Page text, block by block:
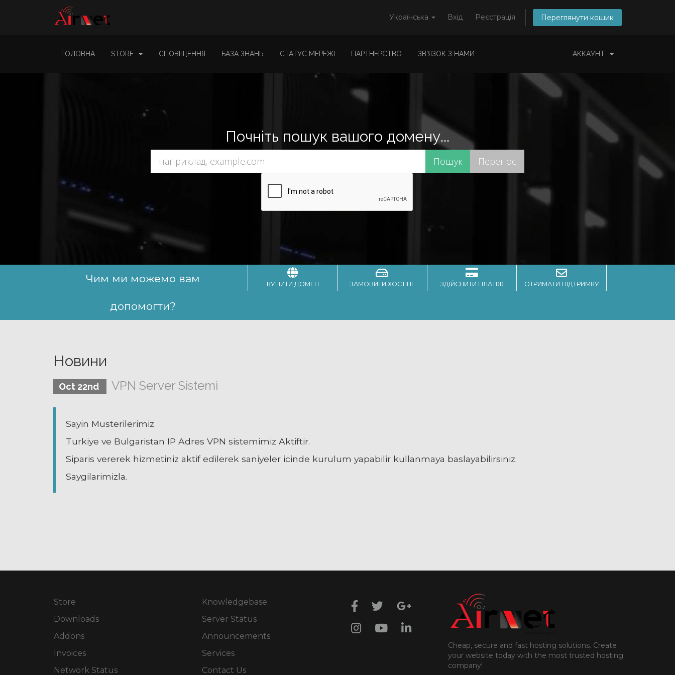
Українська Вхід Реєстрація Переглянути кошик
ГОЛОВНА STORE СПОВІЩЕННЯ БАЗА ЗНАНЬ СТАТУС МЕРЕЖІ ПАРТНЕРСТВО ЗВ'ЯЗОК З НАМИ АККАУНТ
Почніть пошук вашого домену...
Чим ми можемо вам
допомогти?
КУПИТИ ДОМЕН ЗАМОВИТИ ХОСТІНГ ЗДІЙСНИТИ ПЛАТІЖ ОТРИМАТИ ПІДТРИМКУ
Новини
Oct 22nd VPN Server Sistemi
Sayin Musterilerimiz
Turkiye ve Bulgaristan IP Adres VPN sistemimiz Aktiftir.
Siparis vererek hizmetiniz aktif edilerek saniyeler icinde kurulum yapabilir kullanmaya baslayabilirsiniz.
Saygilarimizla.
Store
Downloads
Addons
Invoices
Network Status
Knowledgebase
Server Status
Announcements
Services
Contact Us
Cheap, secure and fast hosting solutions. Create
your website today with the most trusted hosting
company!